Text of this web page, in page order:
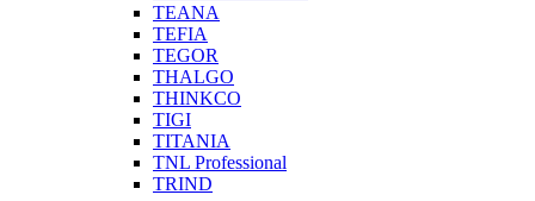
TEANA
TEFIA
TEGOR
THALGO
THINKCO
TIGI
TITANIA
TNL Professional
TRIND